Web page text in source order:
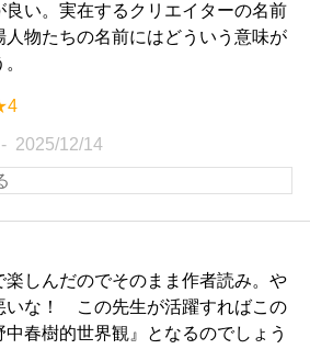
良い。実在するクリエイターの名前
人物たちの名前にはどういう意味が
2025/12/14
楽しんだのでそのまま作者読み。や
いな！ この先生が活躍すればこの
中春樹的世界観』となるのでしょう